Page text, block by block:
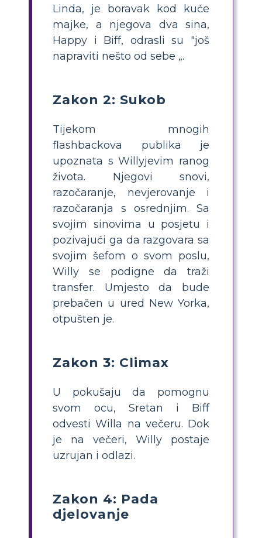
Linda, je boravak kod kuće
majke, a njegova dva sina,
Happy i Biff, odrasli su "još
napraviti nešto od sebe „.
Zakon 2: Sukob
Tijekom mnogih
flashbackova publika je
upoznata s Willyjevim ranog
života. Njegovi snovi,
razočaranje, nevjerovanje i
razočaranja s osrednjim. Sa
svojim sinovima u posjetu i
pozivajući ga da razgovara sa
svojim šefom o svom poslu,
Willy se podigne da traži
transfer. Umjesto da bude
prebačen u ured New Yorka,
otpušten je.
Zakon 3: Climax
U pokušaju da pomognu
svom ocu, Sretan i Biff
odvesti Willa na večeru. Dok
je na večeri, Willy postaje
uzrujan i odlazi.
Zakon 4: Pada
djelovanje